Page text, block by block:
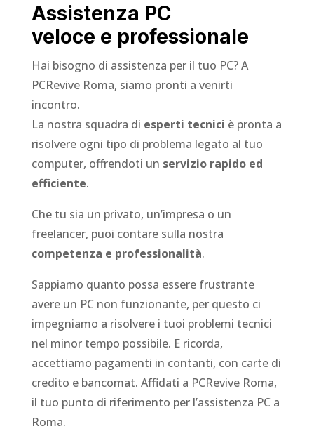
Assistenza PC
veloce e professionale
Hai bisogno di assistenza per il tuo PC? A
PCRevive Roma, siamo pronti a venirti
incontro.
La nostra squadra di esperti tecnici è pronta a
risolvere ogni tipo di problema legato al tuo
computer, offrendoti un servizio rapido ed
efficiente.
Che tu sia un privato, un’impresa o un
freelancer, puoi contare sulla nostra
competenza e professionalità.
Sappiamo quanto possa essere frustrante
avere un PC non funzionante, per questo ci
impegniamo a risolvere i tuoi problemi tecnici
nel minor tempo possibile. E ricorda,
accettiamo pagamenti in contanti, con carte di
credito e bancomat. Affidati a PCRevive Roma,
il tuo punto di riferimento per l’assistenza PC a
Roma.